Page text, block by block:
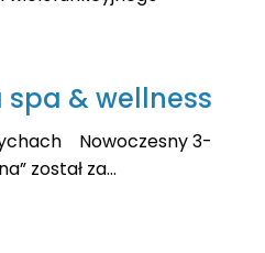
& wellness
Nowoczesny 3-
został za...